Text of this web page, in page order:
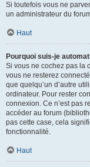
Si toutefois vous ne
un administrateur du
Haut
Pourquoi suis-je
Si vous ne cochez pas la
vous ne resterez
que quelqu’un d’autre
ordinateur. Pour rester
connexion. Ce n’est pas
accéder au forum
pas cette case, cela
fonctionnalité.
Haut